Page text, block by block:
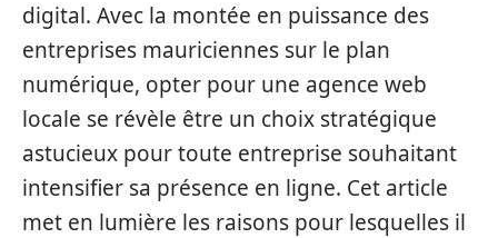
digital. Avec la montée en puissance des
entreprises mauriciennes sur le plan
numérique, opter pour une agence web
locale se révèle être un choix stratégique
astucieux pour toute entreprise souhaitant
intensifier sa présence en ligne. Cet article
met en lumière les raisons pour lesquelles il